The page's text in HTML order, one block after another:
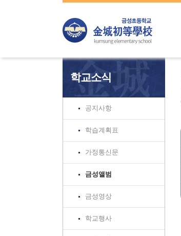
하위분류 하위분류 하위분류
학교소식
공지사항
학습계획표
가정통신문
금성앨범
금성영상
학교행사